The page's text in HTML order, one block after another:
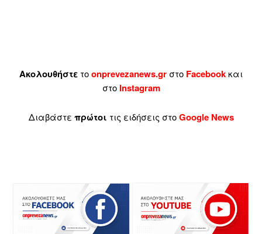
Ακολουθήστε τοonprevezanews.gr στο Facebookκαι
στο Instagram
Διαβάστε πρώτοι τις ειδήσεις στοGoogle News